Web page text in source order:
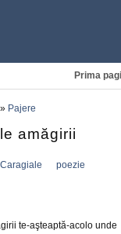
Prima
» Pajere
amăgirii
poezie
te-aşteaptă-acolo unde